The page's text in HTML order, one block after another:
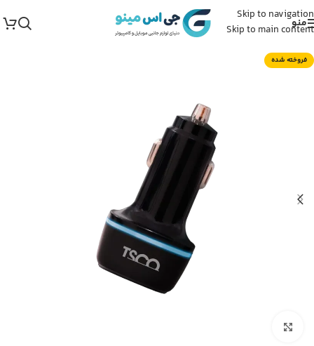
Skip to navigation
Skip to main content
منو
فروخته شده